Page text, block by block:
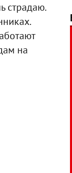
страдаю.
на